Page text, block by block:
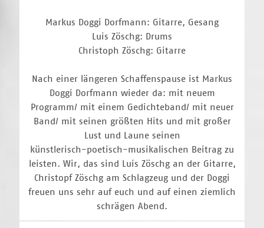
Markus Doggi Dorfmann: Gitarre, Gesang
Luis Zöschg: Drums
Christoph Zöschg: Gitarre
Nach einer längeren Schaffenspause ist Markus
Doggi Dorfmann wieder da: mit neuem
Programm/ mit einem Gedichteband/ mit neuer
Band/ mit seinen größten Hits und mit großer
Lust und Laune seinen
künstlerisch-poetisch-musikalischen Beitrag zu
leisten. Wir, das sind Luis Zöschg an der Gitarre,
Christopf Zöschg am Schlagzeug und der Doggi
freuen uns sehr auf euch und auf einen ziemlich
schrägen Abend.